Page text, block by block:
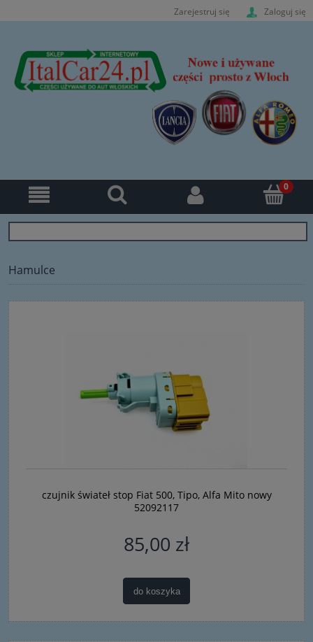
Zarejestruj się Zaloguj się
Hamulce
czujnik świateł stop Fiat 500, Tipo, Alfa Mito nowy
52092117
85,00 zł
do koszyka